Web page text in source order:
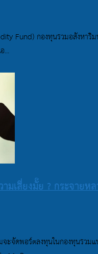
Fund) กองทุนรวมอสังหาริ
...
เสี่ยงมั๊ย ? กระจายห
ะจัดพอร์ตลงทุนในกองทุนรว